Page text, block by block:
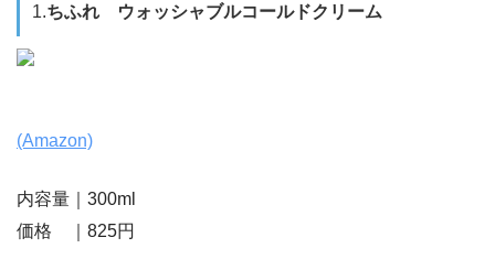
1.ちふれ ウォッシャブルコールドクリーム
(Amazon)
内容量｜300ml
価格 ｜825円